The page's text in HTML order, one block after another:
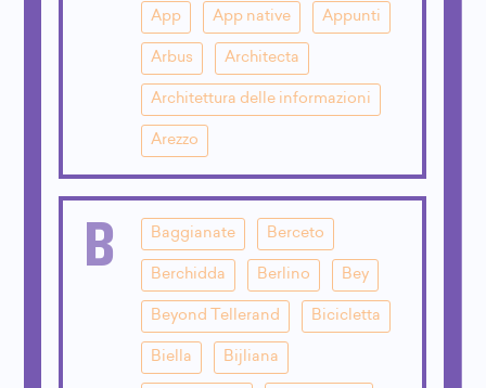
App App native Appunti
Arbus Architecta
Architettura delle informazioni
Arezzo
B Baggianate Berceto
Berchidda Berlino Bey
Beyond Tellerand Bicicletta
Biella Bijliana